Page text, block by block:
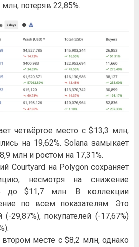
потеряв 22,85%.
четвёртое место с $13,3 млн,
на 19,62%.Solana замыкает
млн и ростом на 17,31%.
Courtyard на Polygonсохраняет
несмотря на снижение
до $11,7 млн. В коллекции
по всем показателям. Это
(-29,87%), покупателей (-17,67%)
втором месте с $8,2 млн, однако